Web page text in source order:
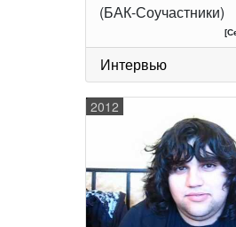
(БАК-Соучастники)
Интервью
2012